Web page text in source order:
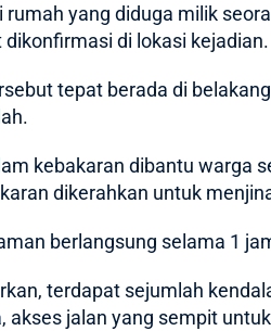
rumah yang diduga milik
dikonfirmasi di lokasi kejadian.
tepat berada di
kebakaran dibantu warga
dikerahkan untuk
berlangsung selama 1
terdapat sejumlah
akses jalan yang sempit